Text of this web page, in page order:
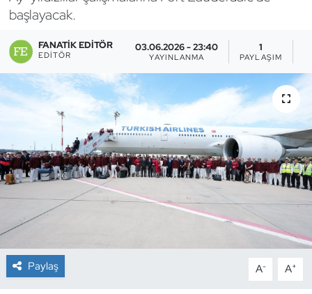
başlayacak.
FANATIK EDITÖR
EDITÖR
03.06.2026 - 23:40
YAYINLANMA
1
PAYLAŞIM
Paylaş A- A+
Briç
Buz Hokeyi
Buz Pateni
Çim Hokeyi
Cimnastik
Curling
Dans Sporları